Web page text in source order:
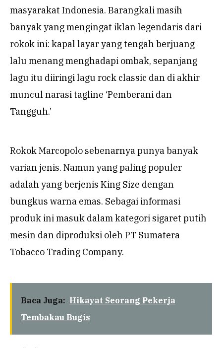
masyarakat Indonesia. Barangkali masih
banyak yang mengingat iklan legendaris dari
rokok ini: kapal layar yang tengah berjuang
lalu menang menghadapi ombak, sepanjang
lagu itu diiringi lagu rock classic dan di akhir
muncul narasi tagline ‘Pemberani dan
Tangguh.’
Rokok Marcopolo sebenarnya punya banyak
varian jenis. Namun yang paling populer
adalah yang berjenis King Size dengan
bungkus warna emas. Sebagai informasi
produk ini masuk dalam kategori sigaret putih
mesin dan diproduksi oleh PT Sumatera
Tobacco Trading Company.
Baca Juga: Hikayat Seorang Pekerja
Tembakau Bugis